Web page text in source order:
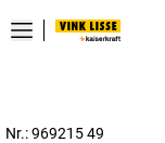
Nr.: 969215 49